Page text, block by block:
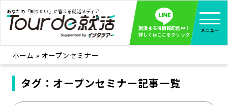
あなたの「知りたい」に答える就活メディア
就活まる得情報配信中！
詳しくはここをクリック
メニュー
就活ノウハウ 全て見る
企業まる見え！特捜部 全て見る
みんなが知らない企業の裏側を徹底調査！
ホーム » オープンセミナー
タグ：オープンセミナー記事一覧